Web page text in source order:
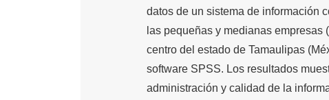
datos de un sistema de información
las pequeñas y medianas
centro del estado de Tamaulipas
software SPSS. Los resultados
administración y calidad de la